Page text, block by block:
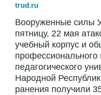
trud.ru
Вооруженные силы
пятницу, 22 мая
учебный корпус и
педагогического
Народной
ранения получили